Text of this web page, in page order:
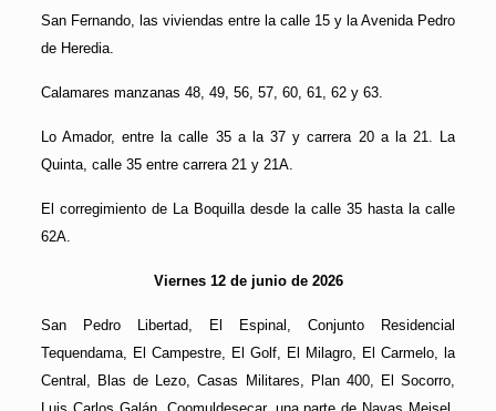
San Fernando, las viviendas entre la calle 15 y la Avenida Pedro
de Heredia.
Calamares manzanas 48, 49, 56, 57, 60, 61, 62 y 63.
Lo Amador, entre la calle 35 a la 37 y carrera 20 a la 21. La
Quinta, calle 35 entre carrera 21 y 21A.
El corregimiento de La Boquilla desde la calle 35 hasta la calle
62A.
Viernes 12 de junio de 2026
San Pedro Libertad, El Espinal, Conjunto Residencial
Tequendama, El Campestre, El Golf, El Milagro, El Carmelo, la
Central, Blas de Lezo, Casas Militares, Plan 400, El Socorro,